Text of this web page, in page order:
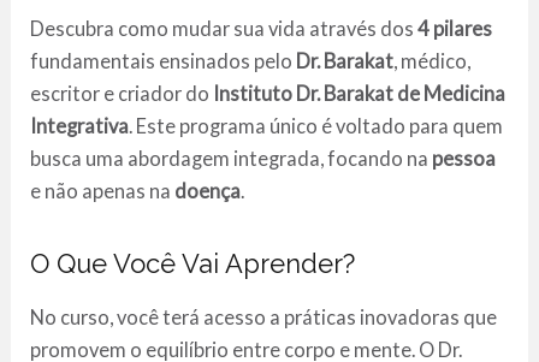
Descubra como mudar sua vida através dos4 pilares
fundamentais ensinados pelo Dr. Barakat, médico,
escritor e criador do Instituto Dr. Barakat de Medicina
Integrativa. Este programa único é voltado para quem
busca uma abordagem integrada, focando na pessoa
e não apenas na doença.
O Que Você Vai Aprender?
No curso, você terá acesso a práticas inovadoras que
promovem o equilíbrio entre corpo e mente. O Dr.